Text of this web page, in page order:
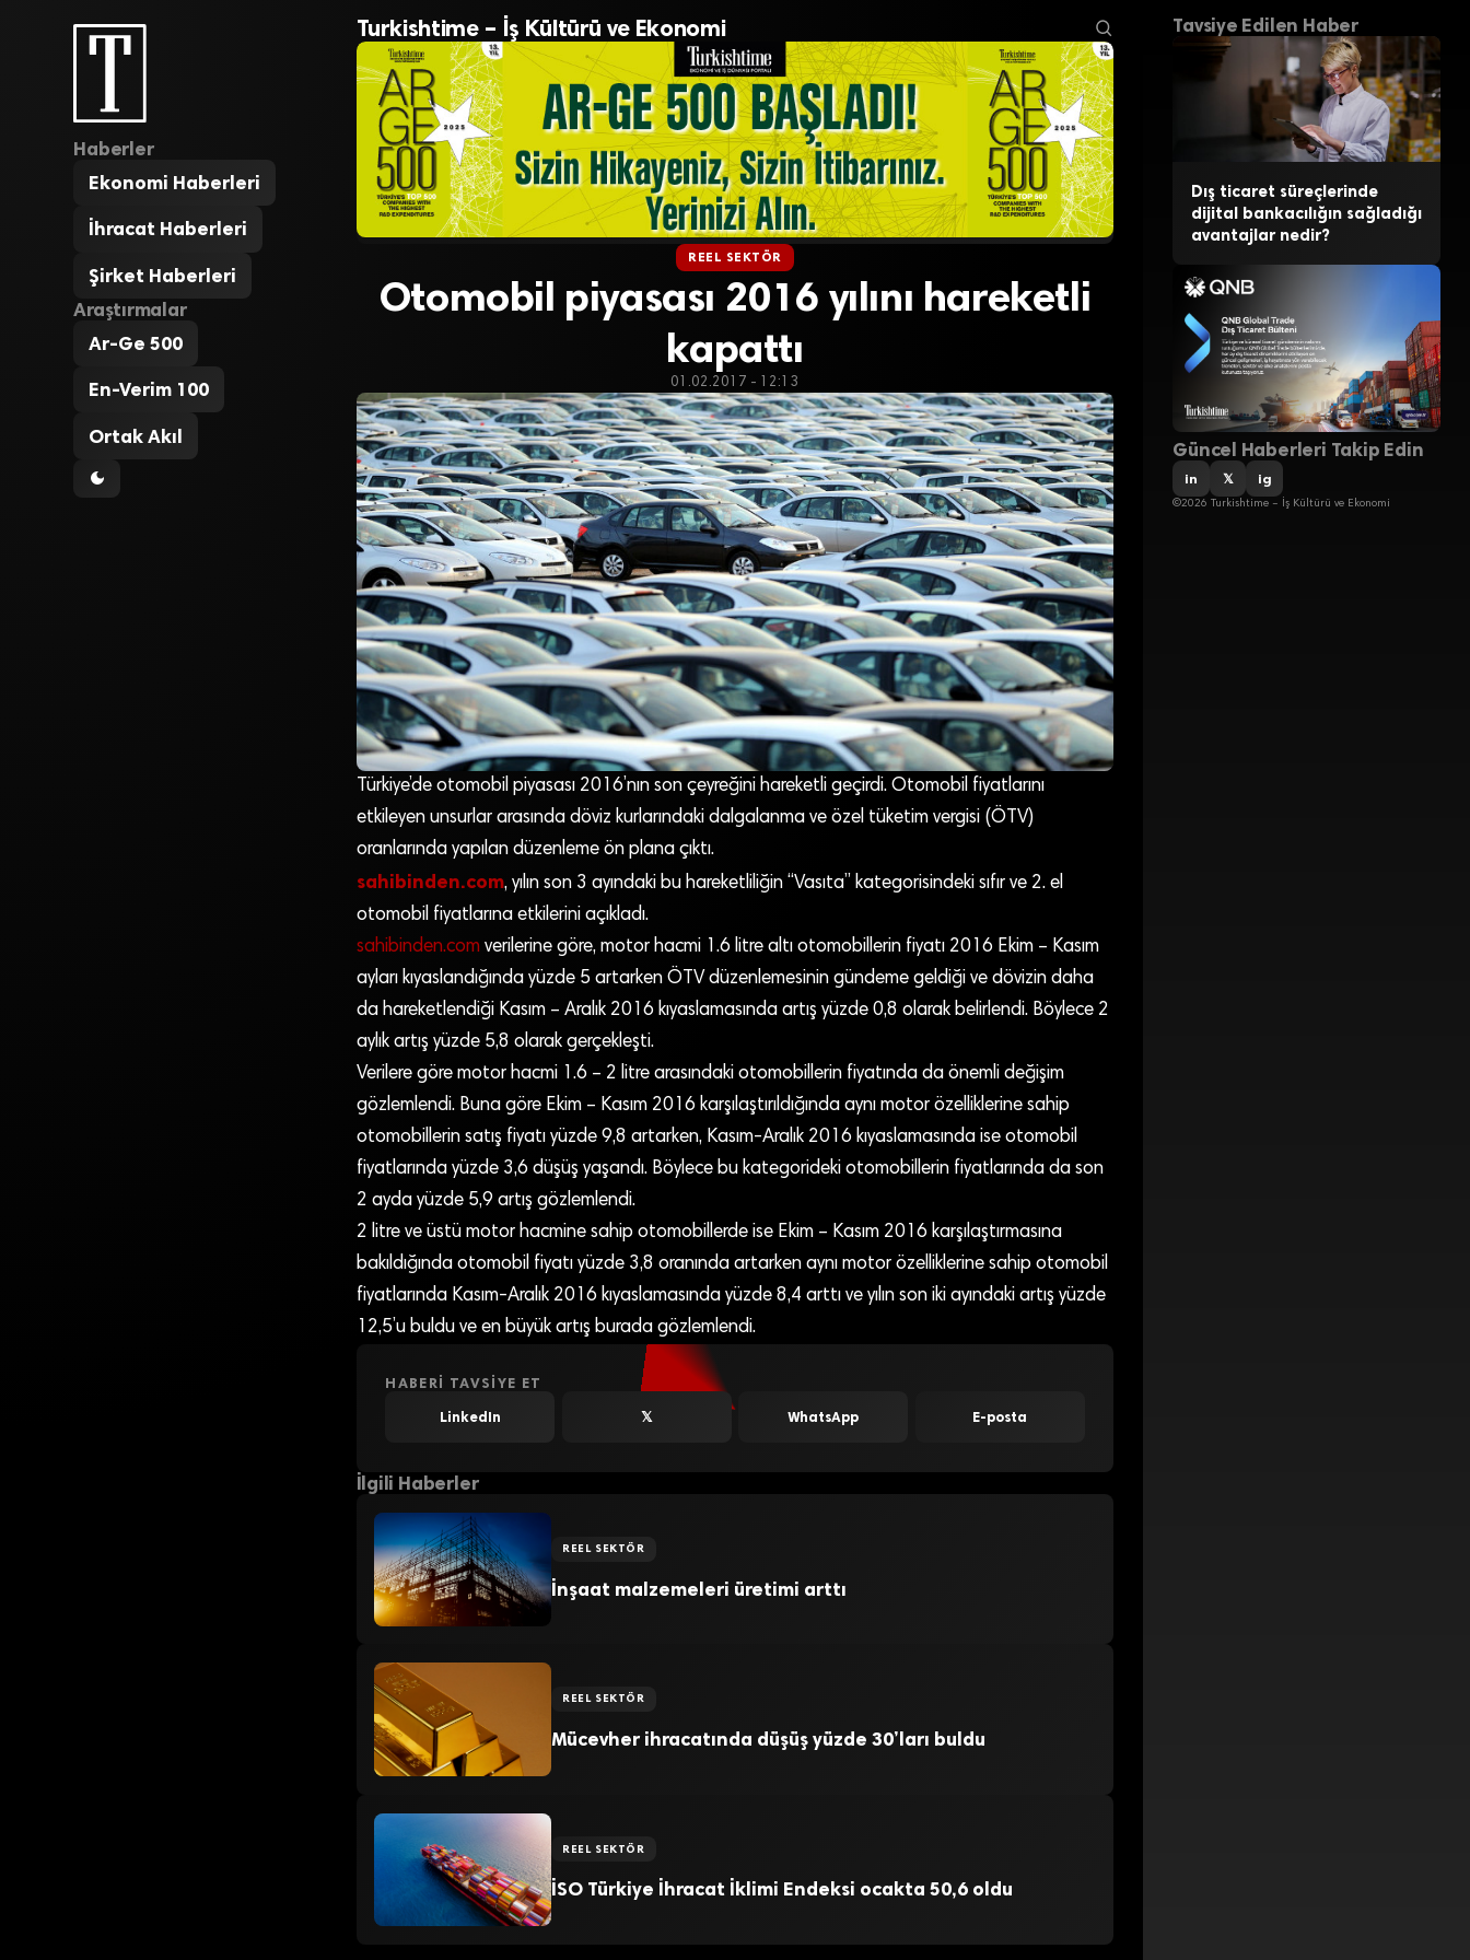
Haberler
Ekonomi Haberleri
İhracat Haberleri
Şirket Haberleri
Araştırmalar
Ar-Ge 500
En-Verim 100
Ortak Akıl
Turkishtime – İş Kültürü ve Ekonomi
REEL SEKTÖR
Otomobil piyasası 2016 yılını hareketli
kapattı
01.02.2017 - 12:13
Türkiye’de otomobil piyasası 2016’nın son çeyreğini hareketli geçirdi. Otomobil fiyatlarını
etkileyen unsurlar arasında döviz kurlarındaki dalgalanma ve özel tüketim vergisi (ÖTV)
oranlarında yapılan düzenleme ön plana çıktı.
sahibinden.com, yılın son 3 ayındaki bu hareketliliğin “Vasıta” kategorisindeki sıfır ve 2. el
otomobil fiyatlarına etkilerini açıkladı.
sahibinden.com verilerine göre, motor hacmi 1.6 litre altı otomobillerin fiyatı 2016 Ekim – Kasım
ayları kıyaslandığında yüzde 5 artarken ÖTV düzenlemesinin gündeme geldiği ve dövizin daha
da hareketlendiği Kasım – Aralık 2016 kıyaslamasında artış yüzde 0,8 olarak belirlendi. Böylece 2
aylık artış yüzde 5,8 olarak gerçekleşti.
Verilere göre motor hacmi 1.6 – 2 litre arasındaki otomobillerin fiyatında da önemli değişim
gözlemlendi. Buna göre Ekim – Kasım 2016 karşılaştırıldığında aynı motor özelliklerine sahip
otomobillerin satış fiyatı yüzde 9,8 artarken, Kasım-Aralık 2016 kıyaslamasında ise otomobil
fiyatlarında yüzde 3,6 düşüş yaşandı. Böylece bu kategorideki otomobillerin fiyatlarında da son
2 ayda yüzde 5,9 artış gözlemlendi.
2 litre ve üstü motor hacmine sahip otomobillerde ise Ekim – Kasım 2016 karşılaştırmasına
bakıldığında otomobil fiyatı yüzde 3,8 oranında artarken aynı motor özelliklerine sahip otomobil
fiyatlarında Kasım-Aralık 2016 kıyaslamasında yüzde 8,4 arttı ve yılın son iki ayındaki artış yüzde
12,5’u buldu ve en büyük artış burada gözlemlendi.
HABERI TAVSIYE ET
LinkedIn 𝕏 WhatsApp E-posta
İlgili Haberler
REEL SEKTÖR
İnşaat malzemeleri üretimi arttı
REEL SEKTÖR
Mücevher ihracatında düşüş yüzde 30’ları buldu
REEL SEKTÖR
İSO Türkiye İhracat İklimi Endeksi ocakta 50,6 oldu
Tavsiye Edilen Haber
Dış ticaret süreçlerinde
dijital bankacılığın sağladığı
avantajlar nedir?
Güncel Haberleri Takip Edin
in 𝕏 ig
©2026 Turkishtime – İş Kültürü ve Ekonomi